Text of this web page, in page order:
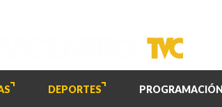
DEPORTES PROGRAMACIÓN